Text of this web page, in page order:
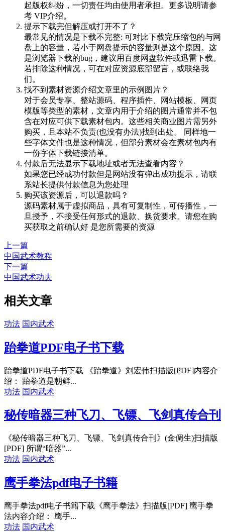
起版权纠纷，一切责任均由使用者承担。更多说明请参
考 VIP介绍。
提示下载完但解压或打开不了？
最常见的情况是下载不完整: 可对比下载完压缩包的与网
盘上的容量，若小于网盘提示的容量则是这个原因。这
是浏览器下载的bug，建议用百度网盘软件或迅雷下载。
若排除这种情况，可在对应资源底部留言，或联络我
们。
找不到素材资源介绍文章里的示例图片？
对于会员专享、整站源码、程序插件、网站模板、网页
模版等类型的素材，文章内用于介绍的图片通常并不包
含在对应可供下载素材包内。这些相关商业图片需另外
购买，且本站不负责(也没有办法)找到出处。 同样地一
些字体文件也是这种情况，但部分素材会在素材包内有
一份字体下载链接清单。
付款后无法显示下载地址或者无法查看内容？
如果您已经成功付款但是网站没有弹出成功提示，请联
系站长提供付款信息为您处理
购买该资源后，可以退款吗？
源码素材属于虚拟商品，具有可复制性，可传播性，一
旦授予，不接受任何形式的退款、换货要求。请您在购
买获取之前确认好 是您所需要的资源
上一篇
中国武术教程
下一篇
中国武术功夫
相关文章
功法 国内武术
跆拳道PDF电子书下载
跆拳道PDF电子书下载 《跆拳道》刘宏伟扫描版[PDF]内容介
绍： 跆拳道是朝鲜...
功法 国内武术
秘传暗器三种飞刀、飞镖、飞剑真传合刊
《秘传暗器三种飞刀、飞镖、飞剑真传合刊》(金倜生)扫描版
[PDF] 所谓“暗器”...
功法 国内武术
鹰手拳法pdf电子书籍
鹰手拳法pdf电子书籍下载《鹰手拳法》扫描版[PDF] 鹰手拳
法内容介绍： 鹰手...
功法 国内武术